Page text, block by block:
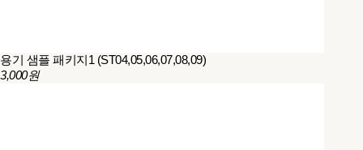
용기 샘플 패키지1 (ST04,05,06,07,08,09)
3,000원